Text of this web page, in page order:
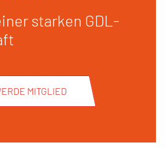
starken GDL-
MITGLIED